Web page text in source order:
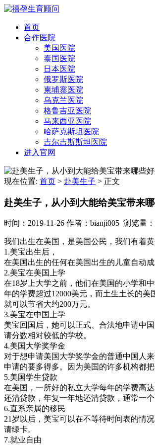
首页
合作医院
美国医院
泰国医院
日本医院
俄罗斯医院
柬埔寨医院
乌克兰医院
格鲁吉亚医院
马来西亚医院
哈萨克斯坦医院
吉尔吉斯斯坦医院
进入官网
现在位置: 首页 > 赴美生子 > 正文
赴美生子，从小到大能给美宝带来
时间：2019-11-26 作者：bianji005 浏览量
我们出生在美国，是美国公民，我们有着
1.美宝出生后，
在美国出生的任何在美国出生的儿童自动
2.美宝在美国上学
在18岁上大学之前，他们在美国的小学和
年的学费超过12000美元，而土生土长的美
就可以节省大约200万元。
3.美宝在中国上学
美宝回国后，她可以正式、合法地申请中
请分数相对较低的学校。
4.美国大学奖学金
对于想申请美国大学奖学金的普通中国人
申请的要多得多。因为美国的许多机构都把
5.美国学生贷款
在美国，一所好的私立大学每年的学费高
还清贷款，年复一年地还清贷款，通常一个
6.直系亲属的移民
21岁以后，美宝可以在不等待时间表的情
请绿卡。
7.就业自由